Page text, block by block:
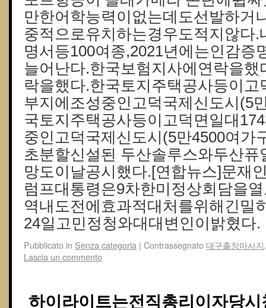
만한어학능력이없는데도선발하거
중적으로유치하는경우도적지않다
명서등100여종,2021년에는인감증
늘어난다.한국보험지사에연락을
락을했다.한국토지주택공사등이고
부지에조성중인고덕국제신도시(5
국토지주택공사등이고덕면일대
중인고덕국제신도시(5만4500여가
초분할신설된 두산솔루스와두산퓨
망도이날공시했다.[연합뉴스]문재
럼프대통령은9차한미정상회담을
역내도전에효과적대처를위해긴밀
24일고민정청와대대변인이밝혔다.
Pubblicato in Senza categoria | Contrassegnato대구출장마사지
Lascia un commento
하이라이트는전직총리이자당